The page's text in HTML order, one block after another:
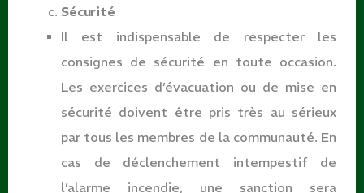
Sécurité
Il est indispensable de respecter les
consignes de sécurité en toute occasion.
Les exercices d’évacuation ou de mise en
sécurité doivent être pris très au sérieux
par tous les membres de la communauté. En
cas de déclenchement intempestif de
l’alarme incendie, une sanction sera